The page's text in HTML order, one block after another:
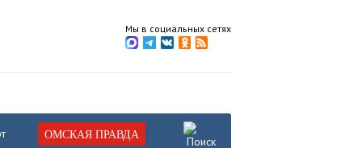
Мы в социальных сетях
ОМСКАЯ ПРАВДА